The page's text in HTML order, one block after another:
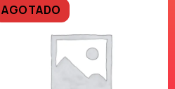
AGOTADO